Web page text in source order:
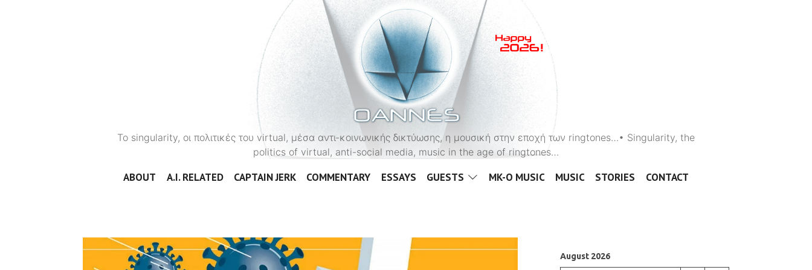
OANNES
To singularity, οι πολιτικές του virtual, μέσα αντι-κοινωνικής δικτύωσης, η μουσική στην εποχή των ringtones…• Singularity, the
politics of virtual, anti-social media, music in the age of ringtones…
ABOUT A.I. RELATED CAPTAIN JERK COMMENTARY ESSAYS GUESTS MK-O MUSIC MUSIC STORIES CONTACT
August 2026